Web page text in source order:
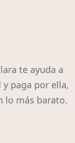
te ayuda a
paga por ella,
lo más barato.